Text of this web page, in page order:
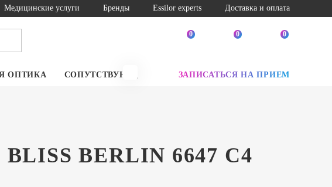
Медицинские услуги Бренды Essilor experts Доставка и оплата
0 0 0
ОПТИКА СОПУТСТВУЮЩИЕ ТОВАРЫ SALE
ЗАПИСАТЬСЯ НА ПРИЕМ
BLISS BERLIN 6647 C4